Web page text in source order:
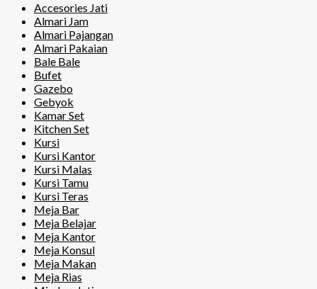
Accesories Jati
Almari Jam
Almari Pajangan
Almari Pakaian
Bale Bale
Bufet
Gazebo
Gebyok
Kamar Set
Kitchen Set
Kursi
Kursi Kantor
Kursi Malas
Kursi Tamu
Kursi Teras
Meja Bar
Meja Belajar
Meja Kantor
Meja Konsul
Meja Makan
Meja Rias